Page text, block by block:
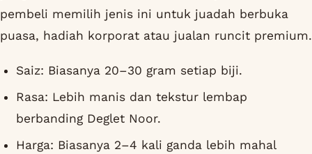
pembeli memilih jenis ini untuk juadah berbuka
puasa, hadiah korporat atau jualan runcit premium.
Saiz: Biasanya 20–30 gram setiap biji.
Rasa: Lebih manis dan tekstur lembap
berbanding Deglet Noor.
Harga: Biasanya 2–4 kali ganda lebih mahal